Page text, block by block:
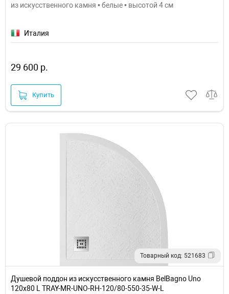
из искусственного камня • белые • высотой 4 см
Италия
29 600 р.
Купить
Товарный код: 521683
Душевой поддон из искусственного камня BelBagno Uno
120x80 L TRAY-MR-UNO-RH-120/80-550-35-W-L